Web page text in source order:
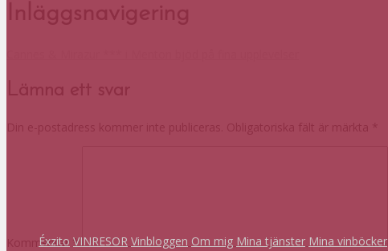
Éxzito VINRESOR Vinbloggen Om mig Mina tjänster Mina vinböcker
Inläggsnavigering
Lämna ett svar
Din e-postadress kommer inte publiceras. Obligatoriska fält är märkta *
Kommentar *